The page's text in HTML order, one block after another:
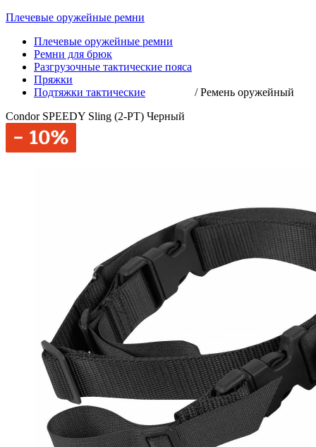
Плечевые оружейные ремни
Плечевые оружейные ремни
Ремни для брюк
Разгрузочные тактические пояса
Пряжки
Подтяжки тактические
/Ремень оружейный
Condor SPEEDY Sling (2-PT) Черный